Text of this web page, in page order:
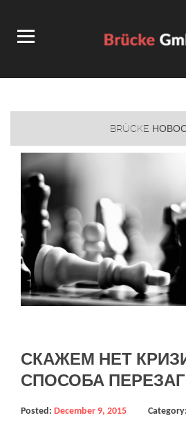
BRÜCKE
СКАЖЕМ НЕТ
СПОСОБА
Posted: December 9, 2015 Category: